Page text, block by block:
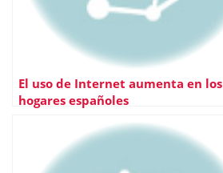
El uso de Internet aumenta en los
hogares españoles